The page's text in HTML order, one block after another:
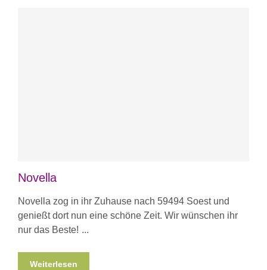
Novella
Novella zog in ihr Zuhause nach 59494 Soest und
genießt dort nun eine schöne Zeit. Wir wünschen ihr
nur das Beste!
Weiterlesen